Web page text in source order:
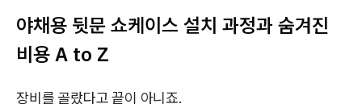
야채용 뒷문 쇼케이스 설치 과정과 숨겨진
비용 A to Z
장비를 골랐다고 끝이 아니죠.